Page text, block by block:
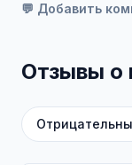
💬 Добавить
Отзывы о